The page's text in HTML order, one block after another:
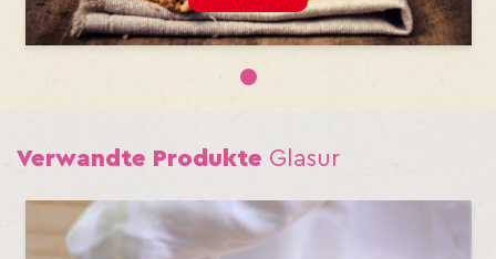
1
Verwandte Produkte Glasur